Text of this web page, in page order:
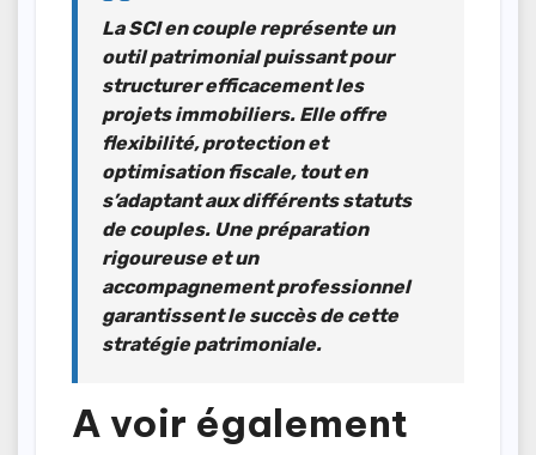
La SCI en couple représente un
outil patrimonial puissantpour
structurer efficacement les
projets immobiliers. Elle offre
flexibilité, protection et
optimisation fiscale, tout en
s’adaptant aux différents statuts
de couples. Une préparation
rigoureuse et un
accompagnement professionnel
garantissent le succès de cette
stratégie patrimoniale.
A voir également